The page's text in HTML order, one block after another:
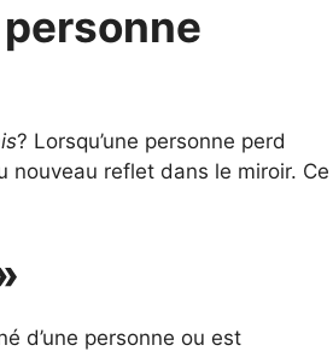
? Lorsqu’une personne perd
nouveau reflet dans le miroir. Ce
d’une personne ou est